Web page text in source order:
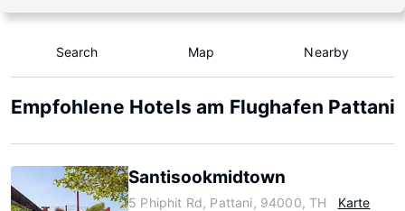
Search Map Nearby
Empfohlene Hotels am Flughafen Pattani
Santisookmidtown
5 Phiphit Rd, Pattani, 94000, TH
Karte